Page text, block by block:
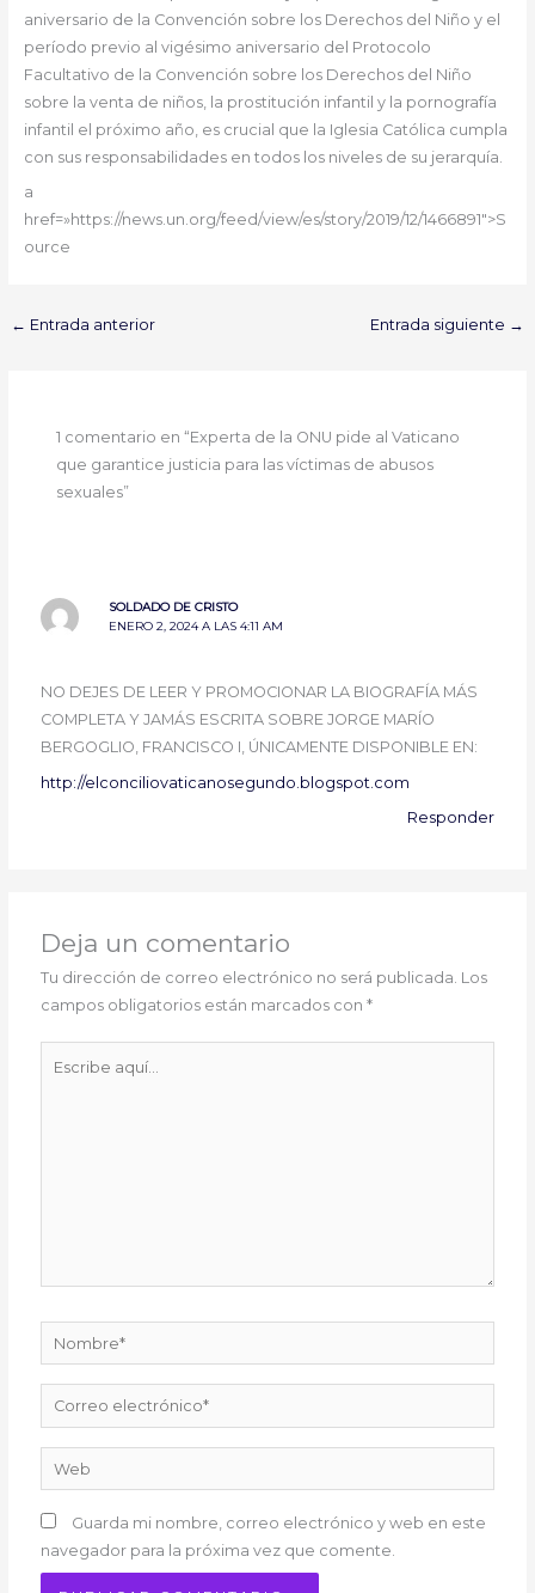
aniversario de la Convención sobre los Derechos del Niño y el
período previo al vigésimo aniversario del Protocolo
Facultativo de la Convención sobre los Derechos del Niño
sobre la venta de niños, la prostitución infantil y la pornografía
infantil el próximo año, es crucial que la Iglesia Católica cumpla
con sus responsabilidades en todos los niveles de su jerarquía.
a
href=»https://news.un.org/feed/view/es/story/2019/12/1466891″>S
ource
← Entrada anterior Entrada siguiente →
1 comentario en “Experta de la ONU pide al Vaticano
que garantice justicia para las víctimas de abusos
sexuales”
SOLDADO DE CRISTO
ENERO 2, 2024 A LAS 4:11 AM
NO DEJES DE LEER Y PROMOCIONAR LA BIOGRAFÍA MÁS
COMPLETA Y JAMÁS ESCRITA SOBRE JORGE MARÍO
BERGOGLIO, FRANCISCO I, ÚNICAMENTE DISPONIBLE EN:
http://elconciliovaticanosegundo.blogspot.com
Responder
Deja un comentario
Tu dirección de correo electrónico no será publicada. Los
campos obligatorios están marcados con*
Nombre*
Correo
electrónico*
Guarda mi nombre, correo electrónico y web en este
navegador para la próxima vez que comente.